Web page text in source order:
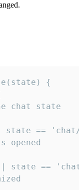
{
chat state
state ==
opened
state ==